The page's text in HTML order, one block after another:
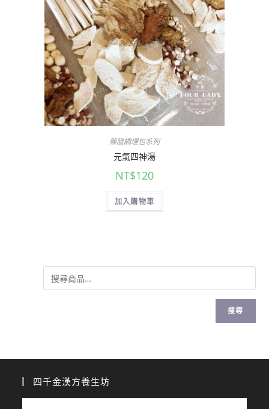
藥膳調理包系列
元氣四神湯
NT$120
加入購物車
搜尋
四千金漢方養生坊